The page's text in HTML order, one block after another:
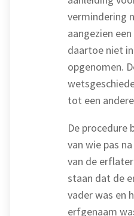
vermindering
aangezien
daartoe niet
opgenomen.
tot een
De procedure
van wie pas
van de
staan dat de
vader was en
erfgenaam